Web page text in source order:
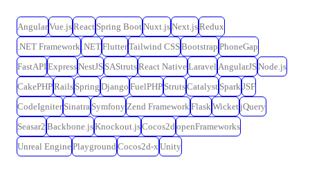
AngularVue.jsReact Spring BootNuxt.jsNext.jsRedux
.NET Framework .NETFlutterTailwind CSSBootstrap PhoneGap
FastAPIExpressNestJS SAStrutsReact NativeLaravel AngularJSNode.js
CakePHPRails Spring Django FuelPHP StrutsCatalyst SparkJSF
CodeIgniter Sinatra SymfonyZend FrameworkFlaskWicketjQuery
Seasar2 Backbone.jsKnockout.jsCocos2d openFrameworks
Unreal EnginePlayground Cocos2d-x Unity